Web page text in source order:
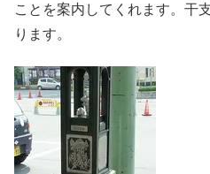
ことを案内してくれます。干
ります。